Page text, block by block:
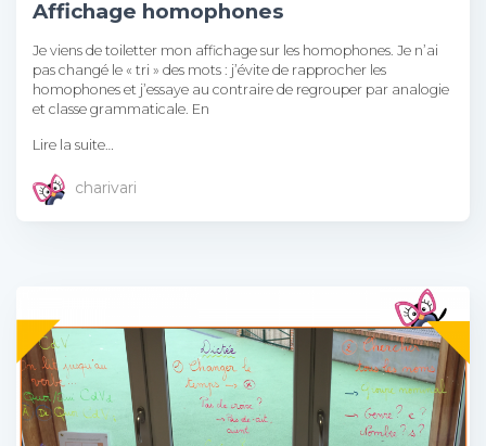
Affichage homophones
Je viens de toiletter mon affichage sur les homophones. Je n’ai
pas changé le « tri » des mots : j’évite de rapprocher les
homophones et j’essaye au contraire de regrouper par analogie
et classe grammaticale. En
Lire la suite…
charivari